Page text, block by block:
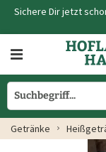
Sichere Dir jetzt
Getränke